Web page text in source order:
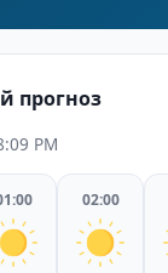
прогноз
PM
02:00